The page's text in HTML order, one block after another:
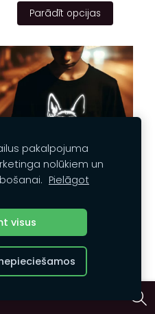
Parādīt opcijas
"Vācu aitu suns" 02b
€3.00
pakalpojuma
nolūkiem un
Pielāgot
visus